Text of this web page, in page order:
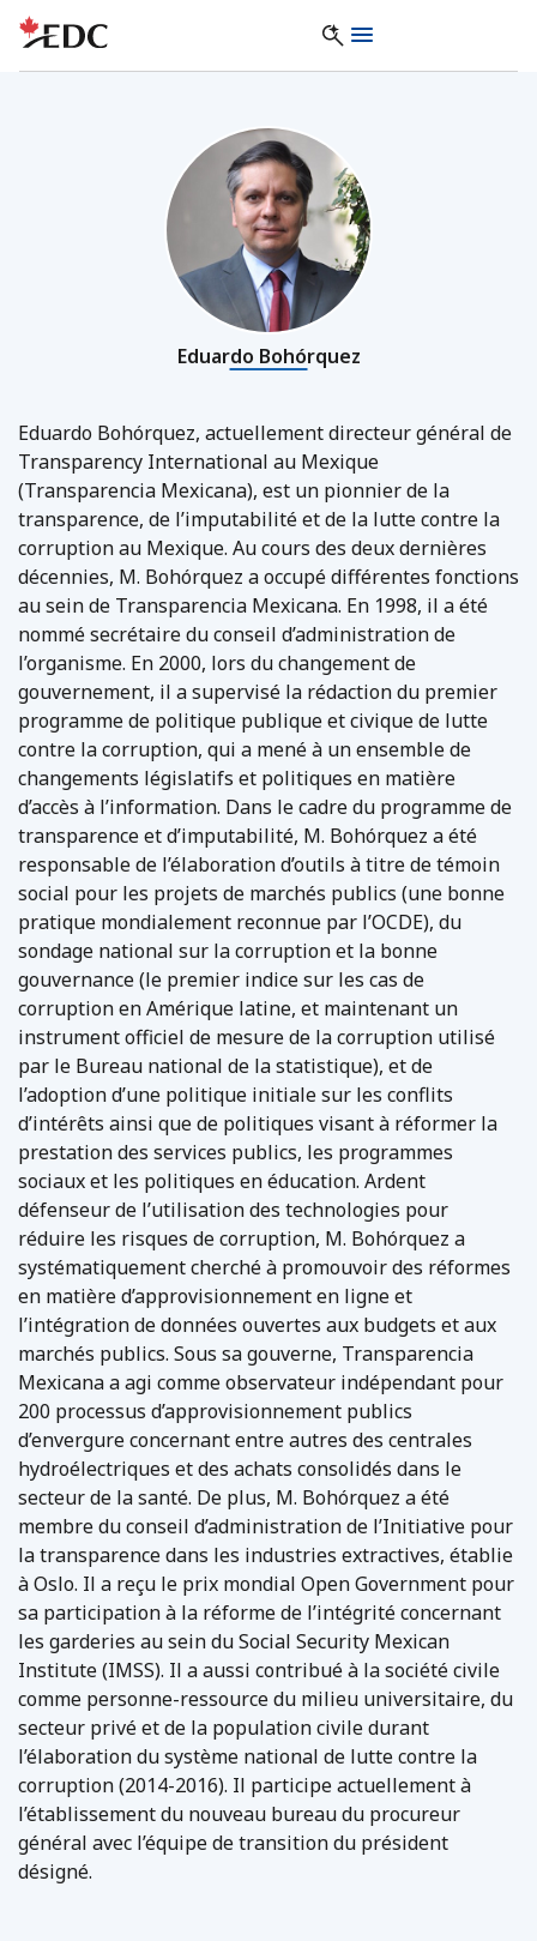
Eduardo Bohórquez
Eduardo Bohórquez, actuellement directeur général de
Transparency International au Mexique
(Transparencia Mexicana), est un pionnier de la
transparence, de l’imputabilité et de la lutte contre la
corruption au Mexique. Au cours des deux dernières
décennies, M. Bohórquez a occupé différentes fonctions
au sein de Transparencia Mexicana. En 1998, il a été
nommé secrétaire du conseil d’administration de
l’organisme. En 2000, lors du changement de
gouvernement, il a supervisé la rédaction du premier
programme de politique publique et civique de lutte
contre la corruption, qui a mené à un ensemble de
changements législatifs et politiques en matière
d’accès à l’information. Dans le cadre du programme de
transparence et d’imputabilité, M. Bohórquez a été
responsable de l’élaboration d’outils à titre de témoin
social pour les projets de marchés publics (une bonne
pratique mondialement reconnue par l’OCDE), du
sondage national sur la corruption et la bonne
gouvernance (le premier indice sur les cas de
corruption en Amérique latine, et maintenant un
instrument officiel de mesure de la corruption utilisé
par le Bureau national de la statistique), et de
l’adoption d’une politique initiale sur les conflits
d’intérêts ainsi que de politiques visant à réformer la
prestation des services publics, les programmes
sociaux et les politiques en éducation. Ardent
défenseur de l’utilisation des technologies pour
réduire les risques de corruption, M. Bohórquez a
systématiquement cherché à promouvoir des réformes
en matière d’approvisionnement en ligne et
l’intégration de données ouvertes aux budgets et aux
marchés publics. Sous sa gouverne, Transparencia
Mexicana a agi comme observateur indépendant pour
200 processus d’approvisionnement publics
d’envergure concernant entre autres des centrales
hydroélectriques et des achats consolidés dans le
secteur de la santé. De plus, M. Bohórquez a été
membre du conseil d’administration de l’Initiative pour
la transparence dans les industries extractives, établie
à Oslo. Il a reçu le prix mondial Open Government pour
sa participation à la réforme de l’intégrité concernant
les garderies au sein du Social Security Mexican
Institute (IMSS). Il a aussi contribué à la société civile
comme personne-ressource du milieu universitaire, du
secteur privé et de la population civile durant
l’élaboration du système national de lutte contre la
corruption (2014-2016). Il participe actuellement à
l’établissement du nouveau bureau du procureur
général avec l’équipe de transition du président
désigné.